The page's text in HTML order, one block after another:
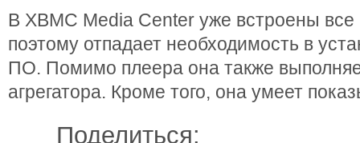
В XBMC Media Center уже встроены
поэтому отпадает необходимость в
ПО. Помимо плеера она также
агрегатора. Кроме того, она умеет
Поделиться: